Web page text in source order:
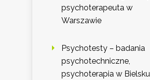
psychoterapeuta w
Warszawie
Psychotesty – badania
psychotechniczne,
psychoterapia w Bielsku